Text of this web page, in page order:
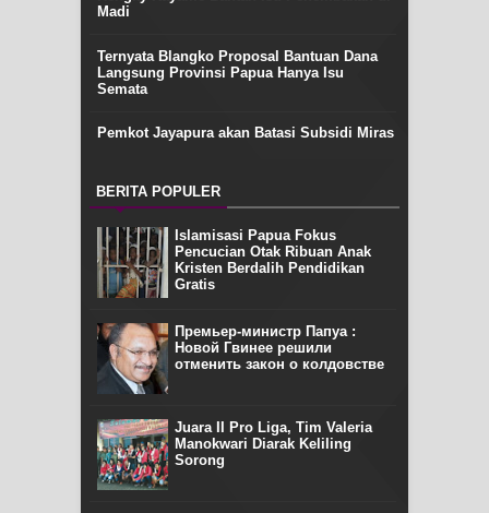
Madi
Ternyata Blangko Proposal Bantuan Dana
Langsung Provinsi Papua Hanya Isu
Semata
Pemkot Jayapura akan Batasi Subsidi Miras
BERITA POPULER
Islamisasi Papua Fokus
Pencucian Otak Ribuan Anak
Kristen Berdalih Pendidikan
Gratis
Премьер-министр Папуа :
Новой Гвинее решили
отменить закон о колдовстве
Juara II Pro Liga, Tim Valeria
Manokwari Diarak Keliling
Sorong